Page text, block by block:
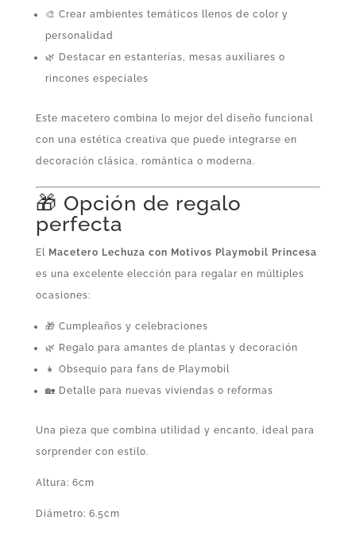
🎨 Crear ambientes temáticos llenos de color y
personalidad
🌿 Destacar en estanterías, mesas auxiliares o
rincones especiales
Este macetero combina lo mejor del diseño funcional
con una estética creativa que puede integrarse en
decoración clásica, romántica o moderna.
🎁 Opción de regalo
perfecta
El Macetero Lechuza con Motivos Playmobil Princesa
es una excelente elección para regalar en múltiples
ocasiones:
🎁 Cumpleaños y celebraciones
🌿 Regalo para amantes de plantas y decoración
👧 Obsequio para fans de Playmobil
🏡 Detalle para nuevas viviendas o reformas
Una pieza que combina utilidad y encanto, ideal para
sorprender con estilo.
Altura: 6cm
Diámetro: 6.5cm